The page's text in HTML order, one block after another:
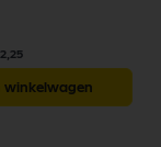
winkelwagen